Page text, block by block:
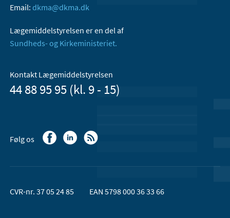
Email: dkma@dkma.dk
Lægemiddelstyrelsen er en del af
Sundheds- og Kirkeministeriet.
Kontakt Lægemiddelstyrelsen
44 88 95 95 (kl. 9 - 15)
Følg os
CVR-nr. 37 05 24 85 EAN 5798 000 36 33 66